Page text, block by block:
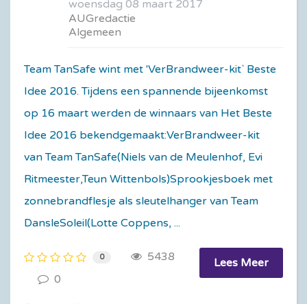
woensdag 08 maart 2017
AUGredactie
Algemeen
Team TanSafe wint met 'VerBrandweer-kit` Beste
Idee 2016. Tijdens een spannende bijeenkomst
op 16 maart werden de winnaars van Het Beste
Idee 2016 bekendgemaakt:VerBrandweer-kit
van Team TanSafe(Niels van de Meulenhof, Evi
Ritmeester,Teun Wittenbols)Sprookjesboek met
zonnebrandflesje als sleutelhanger van Team
DansleSoleil(Lotte Coppens, ...
Lees Meer
0
5438
0